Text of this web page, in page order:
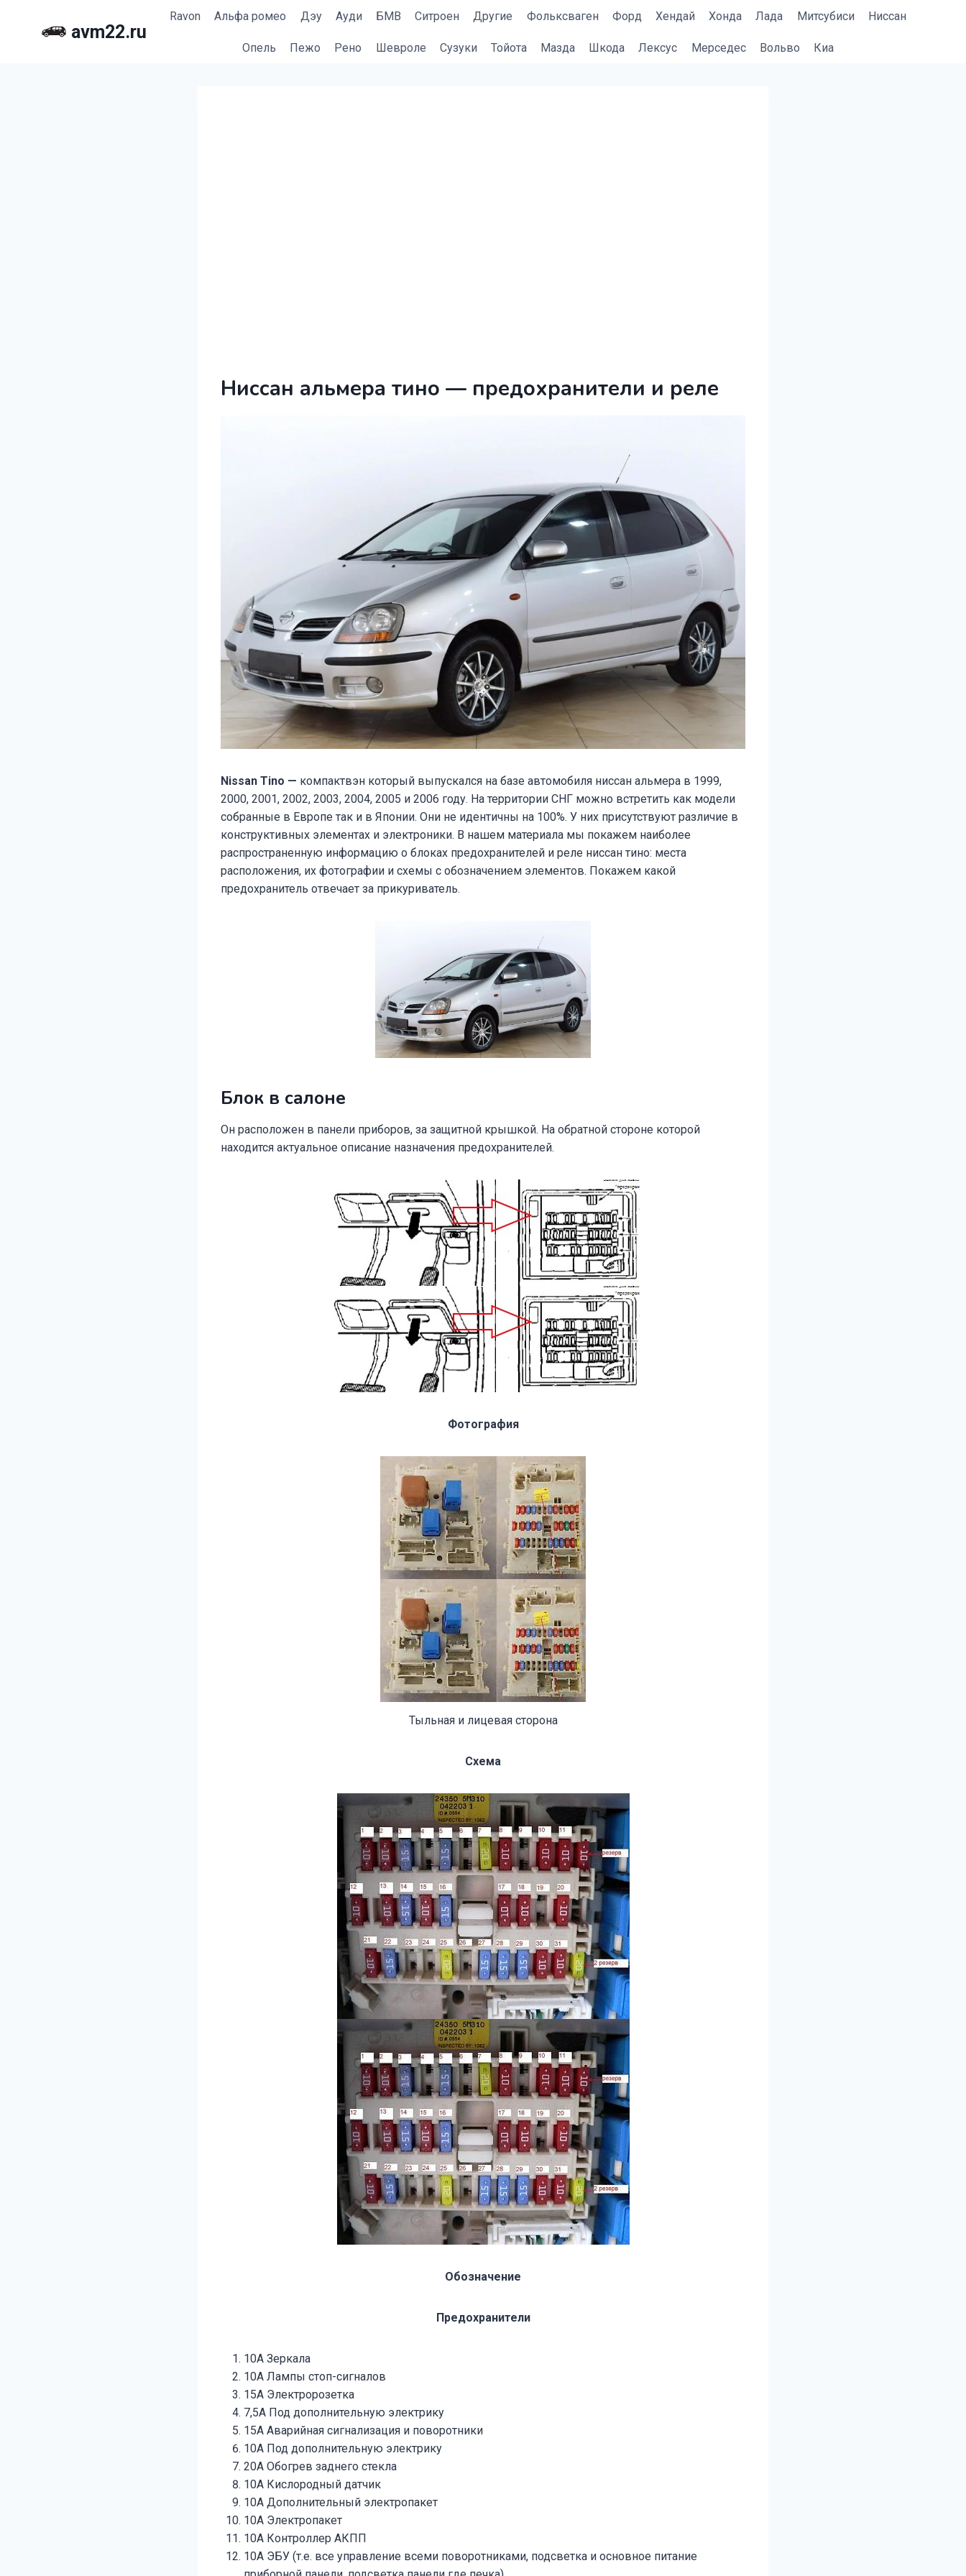
avm22.ru
Ravon Альфа ромео Дэу Ауди БМВ Cитроен Другие Фольксваген Форд Хендай Хонда Лада Митсубиси Ниссан
Опель Пежо Рено Шевроле Сузуки Тойота Мазда Шкода Лексус Мерседес Вольво Киа
Ниссан альмера тино — предохранители и реле
Nissan Tino — компактвэн который выпускался на базе автомобиля ниссан альмера в 1999,
2000, 2001, 2002, 2003, 2004, 2005 и 2006 году. На территории СНГ можно встретить как модели
собранные в Европе так и в Японии. Они не идентичны на 100%. У них присутствуют различие в
конструктивных элементах и электроники. В нашем материала мы покажем наиболее
распространенную информацию о блоках предохранителей и реле ниссан тино: места
расположения, их фотографии и схемы с обозначением элементов. Покажем какой
предохранитель отвечает за прикуриватель.
Блок в салоне
Он расположен в панели приборов, за защитной крышкой. На обратной стороне которой
находится актуальное описание назначения предохранителей.
Фотография
Тыльная и лицевая сторона
Схема
Обозначение
Предохранители
10А Зеркала
10А Лампы стоп-сигналов
15А Электророзетка
7,5А Под дополнительную электрику
15А Аварийная сигнализация и поворотники
10А Под дополнительную электрику
20А Обогрев заднего стекла
10А Кислородный датчик
10А Дополнительный электропакет
10А Электропакет
10А Контроллер АКПП
10А ЭБУ (т.е. все управление всеми поворотниками, подсветка и основное питание